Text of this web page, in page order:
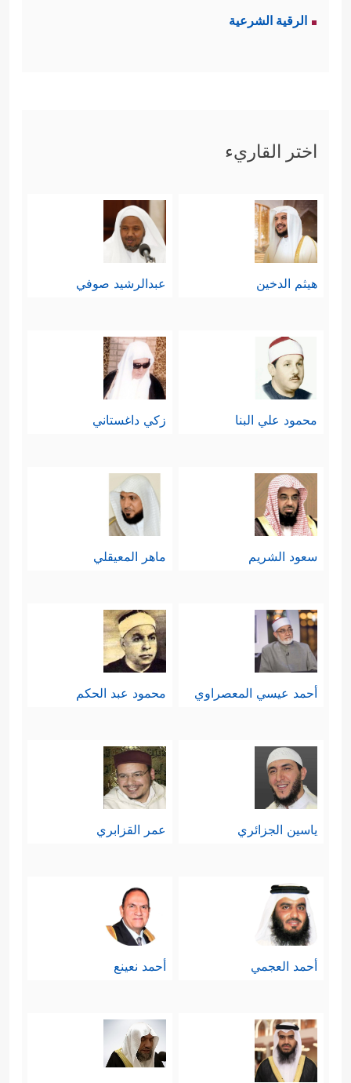
الرقية الشرعية
اختر القاريء
هيثم الدخين عبدالرشيد صوفي
محمود علي البنا زكي داغستاني
سعود الشريم ماهر المعيقلي
أحمد عيسي المعصراوي محمود عبد الحكم
ياسين الجزائري عمر القزابري
أحمد العجمي أحمد نعينع